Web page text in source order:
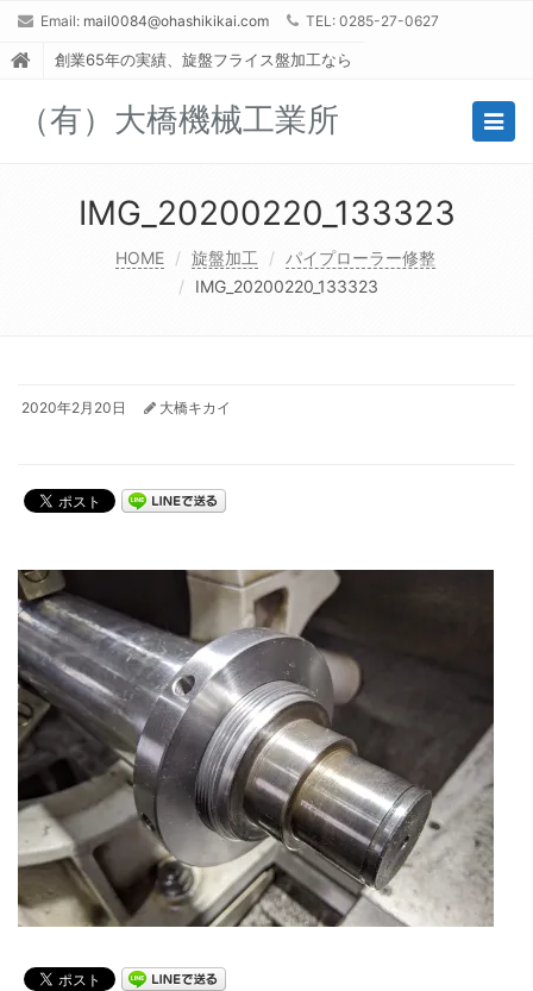
Email: mail0084@ohashikikai.com TEL: 0285-27-0627
創業65年の実績、旋盤フライス盤加工なら
（有）大橋機械工業所
IMG_20200220_133323
HOME 旋盤加工
パイプローラー修整
IMG_20200220_133323
2020年2月20日 大橋キカイ